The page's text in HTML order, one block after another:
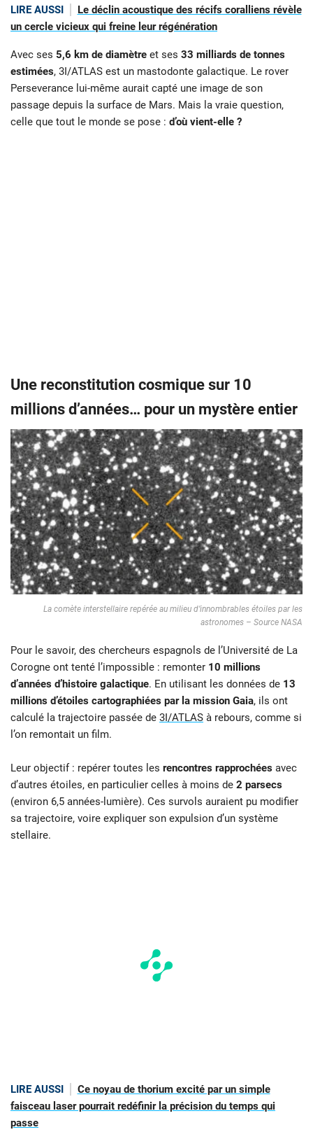
LIRE AUSSI
Le déclin acoustique des récifs coralliens révèle
un cercle vicieux qui freine leur régénération
Avec ses 5,6 km de diamètre et ses 33 milliards de tonnes
estimées, 3I/ATLAS est un mastodonte galactique. Le rover
Perseverance lui-même aurait capté une image de son
passage depuis la surface de Mars. Mais la vraie question,
celle que tout le monde se pose : d’où vient-elle ?
Une reconstitution cosmique sur 10
millions d’années… pour un mystère entier
La comète interstellaire repérée au milieu d’innombrables étoiles par les
astronomes – Source NASA
Pour le savoir, des chercheurs espagnols de l’Université de La
Corogne ont tenté l’impossible : remonter 10 millions
d’années d’histoire galactique. En utilisant les données de 13
millions d’étoiles cartographiées par la mission Gaia, ils ont
calculé la trajectoire passée de 3I/ATLAS à rebours, comme si
l’on remontait un film.
Leur objectif : repérer toutes les rencontres rapprochées avec
d’autres étoiles, en particulier celles à moins de 2 parsecs
(environ 6,5 années-lumière). Ces survols auraient pu modifier
sa trajectoire, voire expliquer son expulsion d’un système
stellaire.
LIRE AUSSI
Ce noyau de thorium excité par un simple
faisceau laser pourrait redéfinir la précision du temps qui
passe